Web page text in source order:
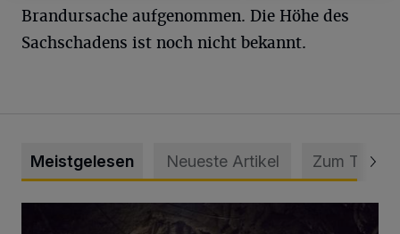
Brandursache aufgenommen. Die Höhe des
Sachschadens ist noch nicht bekannt.
Meistgelesen Neueste Artikel Zum Thema